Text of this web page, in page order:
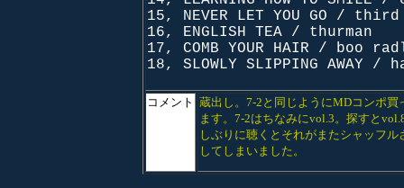
15, NEVER LET YOU GO /
16, ENGLISH TEA / thurman
17, COMB YOUR HAIR / boo
18, SLOWLY SLIPPING AWAY /
コメント 蔵出し。7-2と同じようにMDコンポ
ます。7-2はちなみにvol.3。探すと
しぶりに聴くとそれがまたシャッフ
してしまいました。